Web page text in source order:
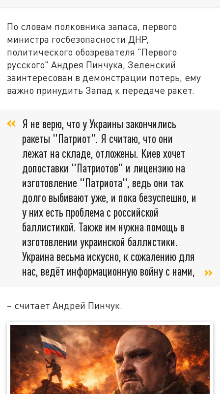
По словам полковника запаса, первого
министра госбезопасности ДНР,
политического обозревателя "Первого
русского" Андрея Пинчука, Зеленский
заинтересован в демонстрации потерь, ему
важно принудить Запад к передаче ракет.
Я не верю, что у Украины закончились
ракеты "Патриот". Я считаю, что они
лежат на складе, отложены. Киев хочет
допоставки "Патриотов" и лицензию на
изготовление "Патриота", ведь они так
долго выбивают уже, и пока безуспешно, и
у них есть проблема с российской
баллистикой. Также им нужна помощь в
изготовлении украинской баллистики.
Украина весьма искусно, к сожалению для
нас, ведёт информационную войну с нами,
– считает Андрей Пинчук.